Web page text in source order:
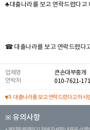
♣대출나라를 보고 연락드렸다고
☎ 대출나라를 보고 연락드렸다
업체명
큰손대부중개
연락처
010-7621-
대출나라를 보고 연락드렸다고 하시
※ 유의사항